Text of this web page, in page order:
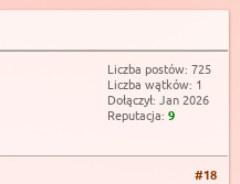
Liczba postów: 725
Liczba wątków: 1
Dołączył: Jan 2026
Reputacja: 9
#18